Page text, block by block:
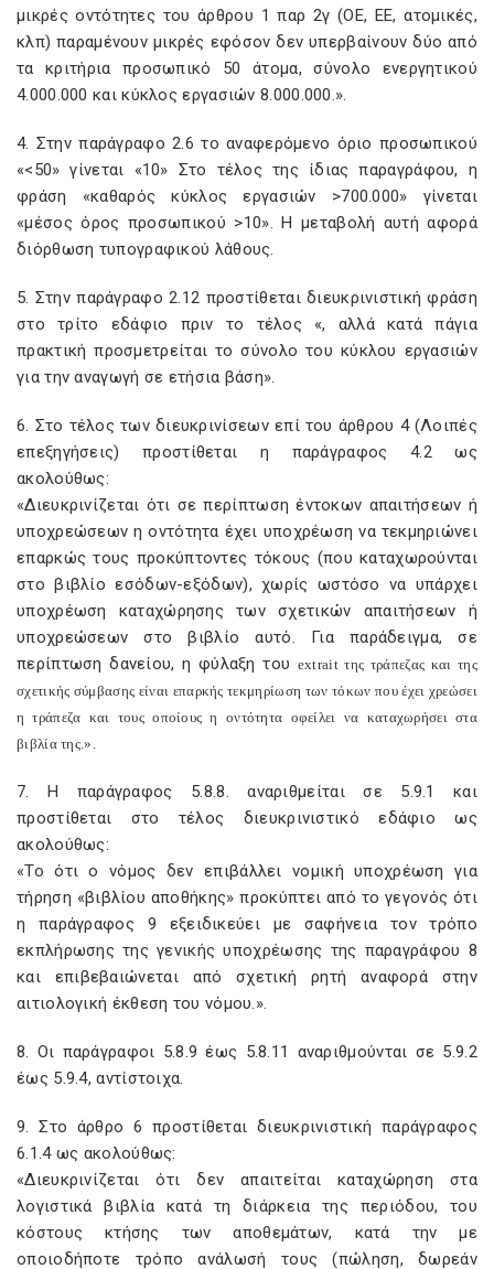
μικρές οντότητες του άρθρου 1 παρ 2γ (ΟΕ, ΕΕ, ατομικές,
κλπ) παραμένουν μικρές εφόσον δεν υπερβαίνουν δύο από
τα κριτήρια προσωπικό 50 άτομα, σύνολο ενεργητικού
4.000.000 και κύκλος εργασιών 8.000.000.».
4. Στην παράγραφο 2.6 το αναφερόμενο όριο προσωπικού
«<50» γίνεται «10» Στο τέλος της ίδιας παραγράφου, η
φράση «καθαρός κύκλος εργασιών >700.000» γίνεται
«μέσος όρος προσωπικού >10». Η μεταβολή αυτή αφορά
διόρθωση τυπογραφικού λάθους.
5. Στην παράγραφο 2.12 προστίθεται διευκρινιστική φράση
στο τρίτο εδάφιο πριν το τέλος «, αλλά κατά πάγια
πρακτική προσμετρείται το σύνολο του κύκλου εργασιών
για την αναγωγή σε ετήσια βάση».
6. Στο τέλος των διευκρινίσεων επί του άρθρου 4 (Λοιπές
επεξηγήσεις) προστίθεται η παράγραφος 4.2 ως
ακολούθως:
«Διευκρινίζεται ότι σε περίπτωση έντοκων απαιτήσεων ή
υποχρεώσεων η οντότητα έχει υποχρέωση να τεκμηριώνει
επαρκώς τους προκύπτοντες τόκους (που καταχωρούνται
στο βιβλίο εσόδων-εξόδων), χωρίς ωστόσο να υπάρχει
υποχρέωση καταχώρησης των σχετικών απαιτήσεων ή
υποχρεώσεων στο βιβλίο αυτό. Για παράδειγμα, σε
περίπτωση δανείου, η φύλαξη του extraitτης τράπεζας και της
σχετικής σύμβασης είναι επαρκής τεκμηρίωση των τόκων που έχει χρεώσει
η τράπεζα και τους οποίους η οντότητα οφείλει να καταχωρήσει στα
βιβλία της.».
7. Η παράγραφος 5.8.8. αναριθμείται σε 5.9.1 και
προστίθεται στο τέλος διευκρινιστικό εδάφιο ως
ακολούθως:
«Το ότι ο νόμος δεν επιβάλλει νομική υποχρέωση για
τήρηση «βιβλίου αποθήκης» προκύπτει από το γεγονός ότι
η παράγραφος 9 εξειδικεύει με σαφήνεια τον τρόπο
εκπλήρωσης της γενικής υποχρέωσης της παραγράφου 8
και επιβεβαιώνεται από σχετική ρητή αναφορά στην
αιτιολογική έκθεση του νόμου.».
8. Οι παράγραφοι 5.8.9 έως 5.8.11 αναριθμούνται σε 5.9.2
έως 5.9.4, αντίστοιχα.
9. Στο άρθρο 6 προστίθεται διευκρινιστική παράγραφος
6.1.4 ως ακολούθως:
«Διευκρινίζεται ότι δεν απαιτείται καταχώρηση στα
λογιστικά βιβλία κατά τη διάρκεια της περιόδου, του
κόστους κτήσης των αποθεμάτων, κατά την με
οποιοδήποτε τρόπο ανάλωσή τους (πώληση, δωρεάν